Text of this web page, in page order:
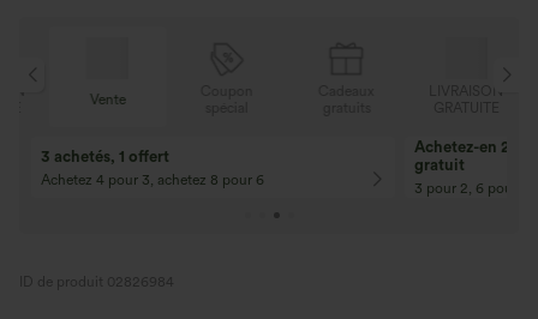
Vente
3 achetés, 1 offert
Achetez 4 pour 3, achetez 8 pour 6
Achetez-en 2,
gratuit
3 pour 2, 6 pour 4,
ID de produit 02826984